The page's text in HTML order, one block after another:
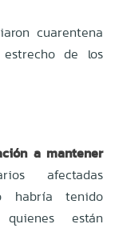
cuarentena
de los
a mantener
afectadas
habría tenido
están